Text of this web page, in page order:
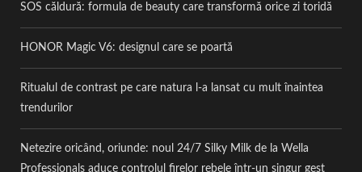
SOS căldură: formula de beauty care transformă orice zi toridă
HONOR Magic V6: designul care se poartă
Ritualul de contrast pe care natura l-a lansat cu mult înaintea
trendurilor
Netezire oricând, oriunde: noul 24/7 Silky Milk de la Wella
Professionals aduce controlul firelor rebele într-un singur gest